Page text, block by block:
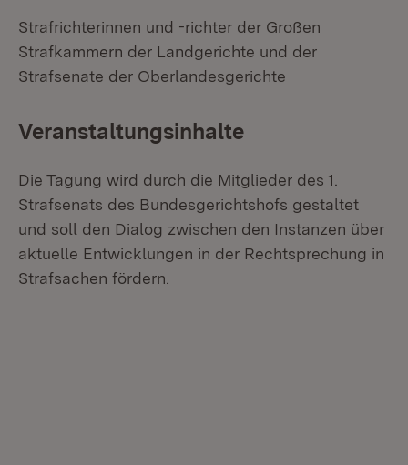
Strafrichterinnen und -richter der Großen
Strafkammern der Landgerichte und der
Strafsenate der Oberlandesgerichte
Veranstaltungsinhalte
Die Tagung wird durch die Mitglieder des 1.
Strafsenats des Bundesgerichtshofs gestaltet
und soll den Dialog zwischen den Instanzen über
aktuelle Entwicklungen in der Rechtsprechung in
Strafsachen fördern.